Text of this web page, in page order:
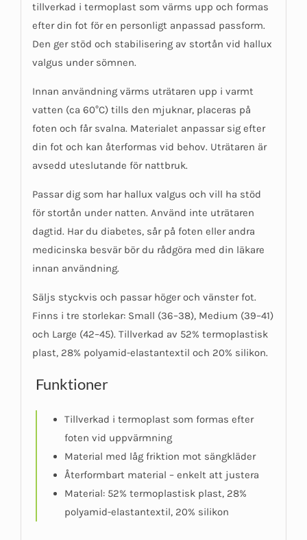
tillverkad i termoplast som värms upp och formas
efter din fot för en personligt anpassad passform.
Den ger stöd och stabilisering av stortån vid hallux
valgus under sömnen.
Innan användning värms uträtaren upp i varmt
vatten (ca 60°C) tills den mjuknar, placeras på
foten och får svalna. Materialet anpassar sig efter
din fot och kan återformas vid behov. Uträtaren är
avsedd uteslutande för nattbruk.
Passar dig som har hallux valgus och vill ha stöd
för stortån under natten. Använd inte uträtaren
dagtid. Har du diabetes, sår på foten eller andra
medicinska besvär bör du rådgöra med din läkare
innan användning.
Säljs styckvis och passar höger och vänster fot.
Finns i tre storlekar: Small (36–38), Medium (39–41)
och Large (42–45). Tillverkad av 52% termoplastisk
plast, 28% polyamid-elastantextil och 20% silikon.
Funktioner
Tillverkad i termoplast som formas efter
foten vid uppvärmning
Material med låg friktion mot sängkläder
Återformbart material – enkelt att justera
Material: 52% termoplastisk plast, 28%
polyamid-elastantextil, 20% silikon